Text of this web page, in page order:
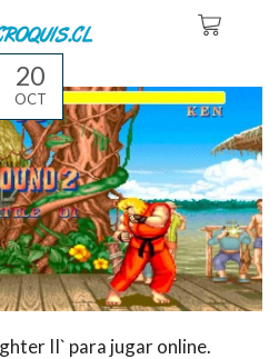
20
OCT
II` para jugar online.